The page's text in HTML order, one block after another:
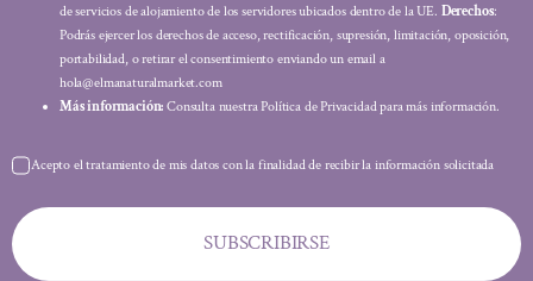
de servicios de alojamiento de los servidores ubicados dentro de la UE. Derechos:
Podrás ejercer los derechos de acceso, rectificación, supresión, limitación, oposición,
portabilidad, o retirar el consentimiento enviando un email a
hola@elmanaturalmarket.com
Más información: Consulta nuestra Política de Privacidad para más información.
Acepto el tratamiento de mis datos con la finalidad de recibir la información solicitada
SUBSCRIBIRSE